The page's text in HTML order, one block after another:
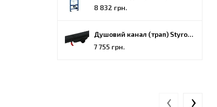
8 832 грн.
Душовий канал (трап) Styron, решітка Гармонія, 70 (STY-H-70-FF)
7 755 грн.
‹ ›